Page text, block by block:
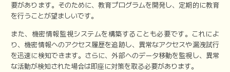
要があります。そのために、教育プログラムを開発し、定期的に教育
を行うことが望ましいです。
また、機密情報監視システムを構築することも必要です。これによ
り、機密情報へのアクセス履歴を追跡し、異常なアクセスや漏洩試行
を迅速に検知できます。さらに、外部へのデータ移動を監視し、異常
な活動が検知された場合は即座に対策を取る必要があります。